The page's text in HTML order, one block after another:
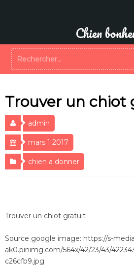
Chien
Trouver un chiot
admin
mars 1 2017
chien a donner
Trouver un chiot gratuit
Source google image: https://s-
ak0.pinimg.com/564x/42/23/43/
c26cfb9.jpg
Rechercher :